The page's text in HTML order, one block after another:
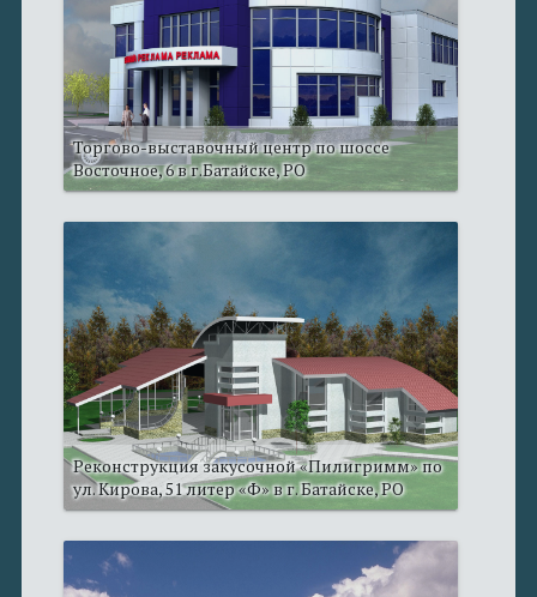
Торгово-выставочный центр по шоссе
Восточное, 6 в г.Батайске, РО
Реконструкция закусочной «Пилигримм» по
ул. Кирова, 51 литер «Ф» в г. Батайске, РО